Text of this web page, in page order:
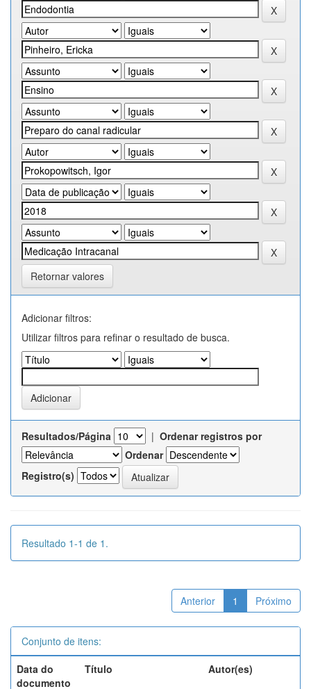
Retornar valores
Adicionar filtros:
Utilizar filtros para refinar o resultado de busca.
Resultados/Página | Ordenar registros por
Ordenar
Registro(s)
Resultado 1-1 de 1.
Anterior 1 Próximo
Conjunto de itens:
Data do
documento
Título Autor(es)